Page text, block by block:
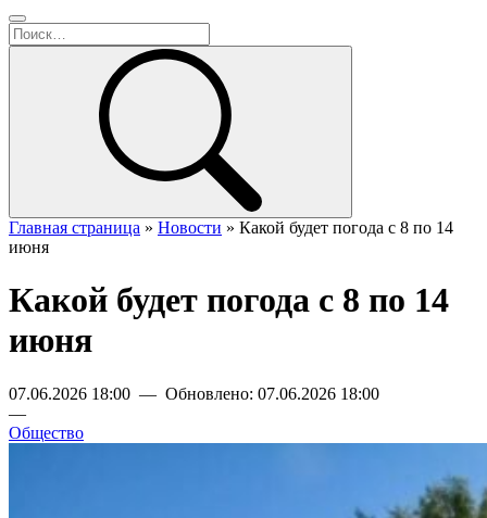
Главная страница » Новости » Какой будет погода с 8 по 14
июня
Какой будет погода с 8 по 14
июня
07.06.2026 18:00 — Обновлено: 07.06.2026 18:00
—
Общество